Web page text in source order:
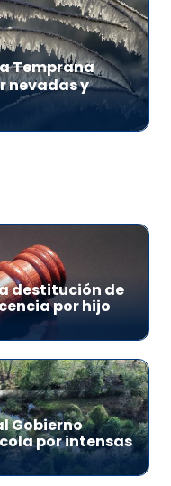
Temprana
nevadas y
destitución de
por hijo
Gobierno
por intensas